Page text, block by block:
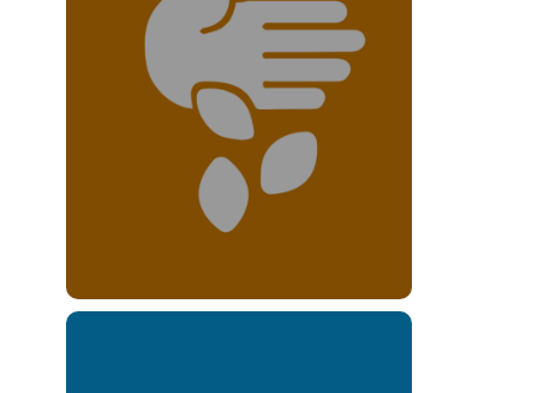
identifican beneficios
a partir de
las IApAs
implementadas.
Leer más